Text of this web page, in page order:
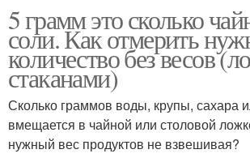
5 грамм это сколько
соли. Как отмерить
количество без весов
стаканами)
Сколько граммов воды, крупы, сахара
вмещается в чайной или столовой
нужный вес продуктов не взвешивая?